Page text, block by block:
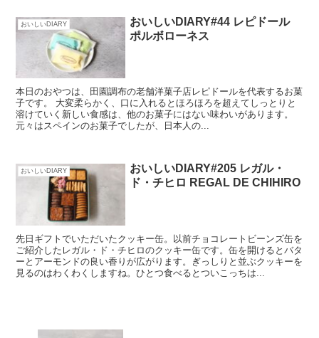
おいしいDIARY
おいしいDIARY#44 レピドール
ポルボローネス
本日のおやつは、田園調布の老舗洋菓子店レピドールを代表するお菓
子です。 大変柔らかく、口に入れるとほろほろを超えてしっとりと
溶けていく新しい食感は、他のお菓子にはない味わいがあります。
元々はスペインのお菓子でしたが、日本人の...
おいしいDIARY
おいしいDIARY#205 レガル・
ド・チヒロ REGAL DE CHIHIRO
先日ギフトでいただいたクッキー缶。以前チョコレートビーンズ缶を
ご紹介したレガル・ド・チヒロのクッキー缶です。缶を開けるとバタ
ーとアーモンドの良い香りが広がります。ぎっしりと並ぶクッキーを
見るのはわくわくしますね。ひとつ食べるとついこっちは...